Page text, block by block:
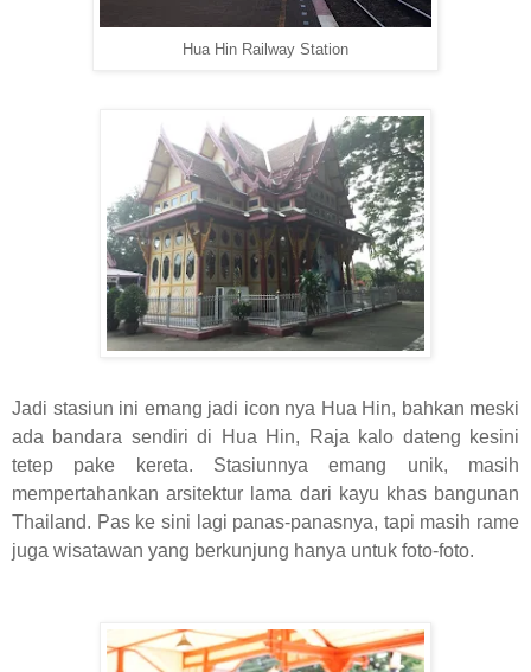
Hua Hin Railway Station
Jadi stasiun ini emang jadi icon nya Hua Hin, bahkan meski
ada bandara sendiri di Hua Hin, Raja kalo dateng kesini
tetep pake kereta. Stasiunnya emang unik, masih
mempertahankan arsitektur lama dari kayu khas bangunan
Thailand. Pas ke sini lagi panas-panasnya, tapi masih rame
juga wisatawan yang berkunjung hanya untuk foto-foto.